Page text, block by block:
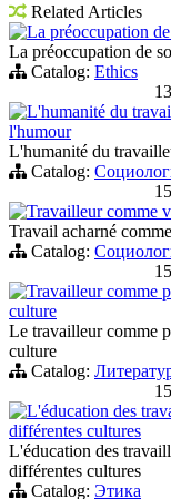
Related Articles
La préoccupation
La préoccupation de
Catalog: Ethics
L'humanité du
l'humour
L'humanité du
Catalog:
Travailleur comme
Travail acharné
Catalog:
Travailleur comme
culture
Le travailleur comme
culture
Catalog:
L'éducation des
différentes cultures
L'éducation des
différentes cultures
Catalog: Этика